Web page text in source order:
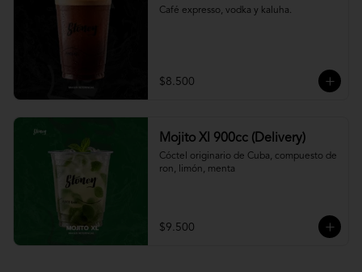
Café expresso, vodka y kaluha.
$8.500
Mojito Xl 900cc (Delivery)
Cóctel originario de Cuba, compuesto de
ron, limón, menta
$9.500